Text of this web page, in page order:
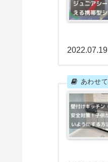
2022.07.19